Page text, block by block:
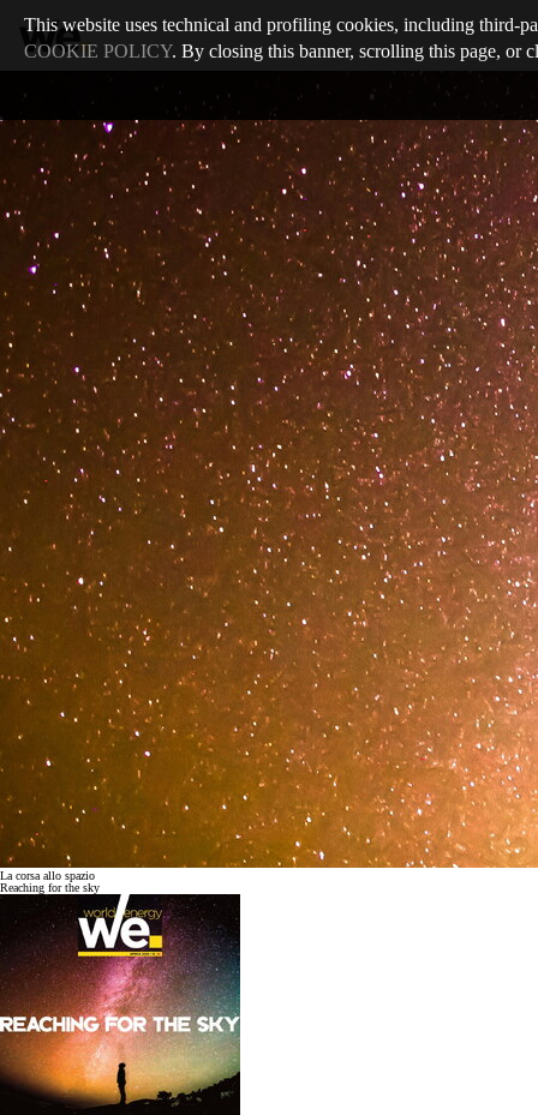
La corsa allo spazio
Reaching for the sky
This website uses technical and profiling cookies, including third-
COOKIE POLICY. By closing this banner, scrolling this page, or